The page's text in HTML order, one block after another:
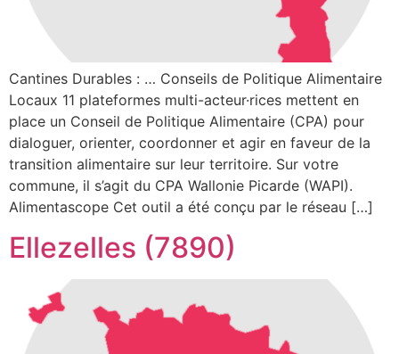
Cantines Durables : … Conseils de Politique Alimentaire
Locaux 11 plateformes multi-acteur·rices mettent en
place un Conseil de Politique Alimentaire (CPA) pour
dialoguer, orienter, coordonner et agir en faveur de la
transition alimentaire sur leur territoire. Sur votre
commune, il s’agit du CPA Wallonie Picarde (WAPI).
Alimentascope Cet outil a été conçu par le réseau […]
Ellezelles (7890)